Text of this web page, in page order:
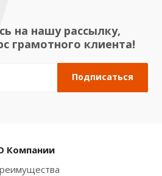
на нашу рассылку,
грамотного клиента!
Компании